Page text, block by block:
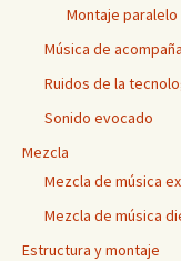
Montaje paralelo
Música de
Ruidos de la
Sonido evocado
Mezcla
Mezcla de música
Mezcla de música
Estructura y montaje